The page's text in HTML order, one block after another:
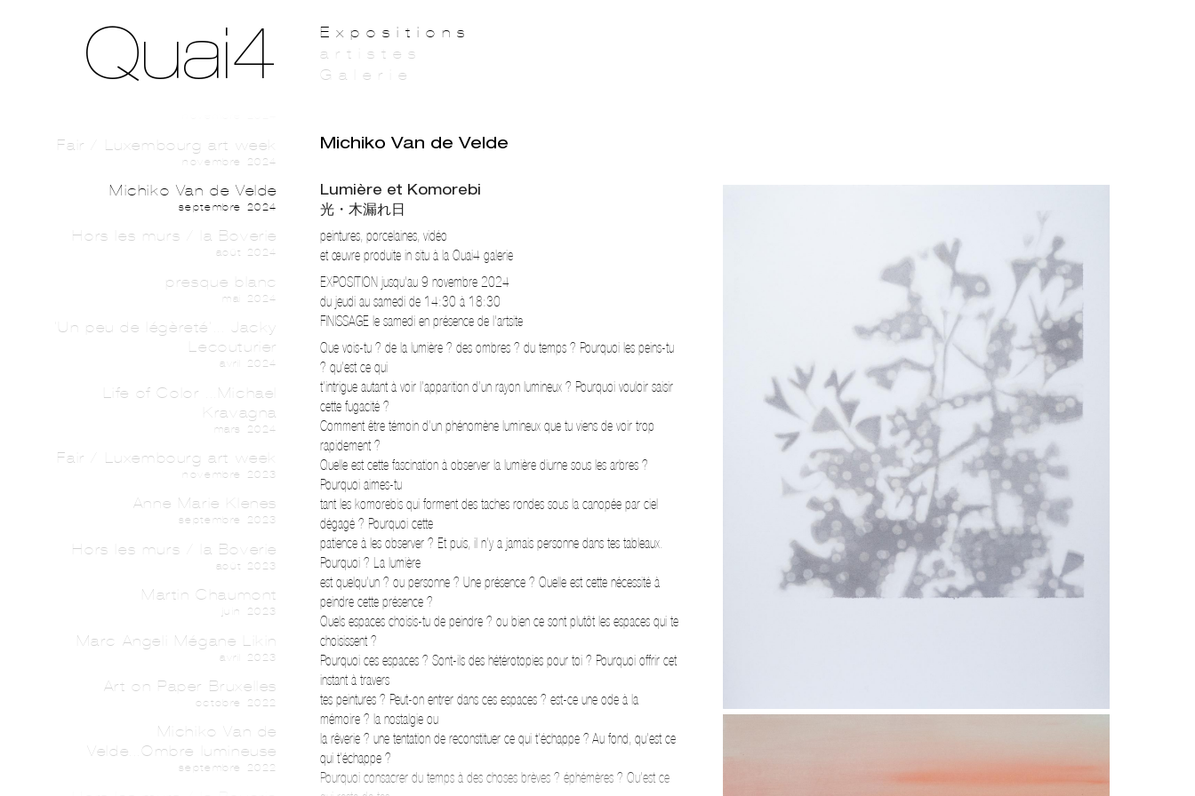
Quai4
Expositions
artistes
Galerie
Gabriel Belgeonne
décembre 2024
Fair / Luxembourg Art Week
Fair / Luxembourg art week
novembre 2024
Michiko Van de Velde
septembre 2024
Hors les murs / la Boverie
août 2024
presque blanc
mai 2024
'Un peu de légèreté'... Jacky
Lecouturier
avril 2024
Life of Color ...Michael
Kravagna
mars 2024
Fair / Luxembourg art week
novembre 2023
Anne Marie Klenes
septembre 2023
Hors les murs / la Boverie
août 2023
Martin Chaumont
juin 2023
Marc Angeli Mégane Likin
avril 2023
Art on Paper Bruxelles
octobre 2022
Michiko Van de
Velde...Ombre lumineuse
septembre 2022
Michiko Van de Velde
Lumière et Komorebi
光・木漏れ日
peintures, porcelaines, vidéo
et œuvre produite in situ à la Quai4 galerie
EXPOSITION jusqu'au 9 novembre 2024
du jeudi au samedi de 14:30 à 18:30
FINISSAGE le samedi en présence de l'artsite
Que vois-tu ? de la lumière ? des ombres ? du temps ? Pourquoi les peins-tu
? qu’est ce qui
t’intrigue autant à voir l’apparition d’un rayon lumineux ? Pourquoi vouloir saisir
cette fugacité ?
Comment être témoin d’un phénomène lumineux que tu viens de voir trop
rapidement ?
Quelle est cette fascination à observer la lumière diurne sous les arbres ?
Pourquoi aimes-tu
tant les komorebis qui forment des taches rondes sous la canopée par ciel
dégagé ? Pourquoi cette
patience à les observer ? Et puis, il n’y a jamais personne dans tes tableaux.
Pourquoi ? La lumière
est quelqu’un ? ou personne ? Une présence ? Quelle est cette nécessité à
peindre cette présence ?
Quels espaces choisis-tu de peindre ? ou bien ce sont plutôt les espaces qui te
choisissent ?
Pourquoi ces espaces ? Sont-ils des hétérotopies pour toi ? Pourquoi offrir cet
instant à travers
tes peintures ? Peut-on entrer dans ces espaces ? est-ce une ode à la
mémoire ? la nostalgie ou
la rêverie ? une tentation de reconstituer ce qui t’échappe ? Au fond, qu’est ce
qui t’échappe ?
Pourquoi consacrer du temps à des choses brèves ? éphémères ? Qu’est ce